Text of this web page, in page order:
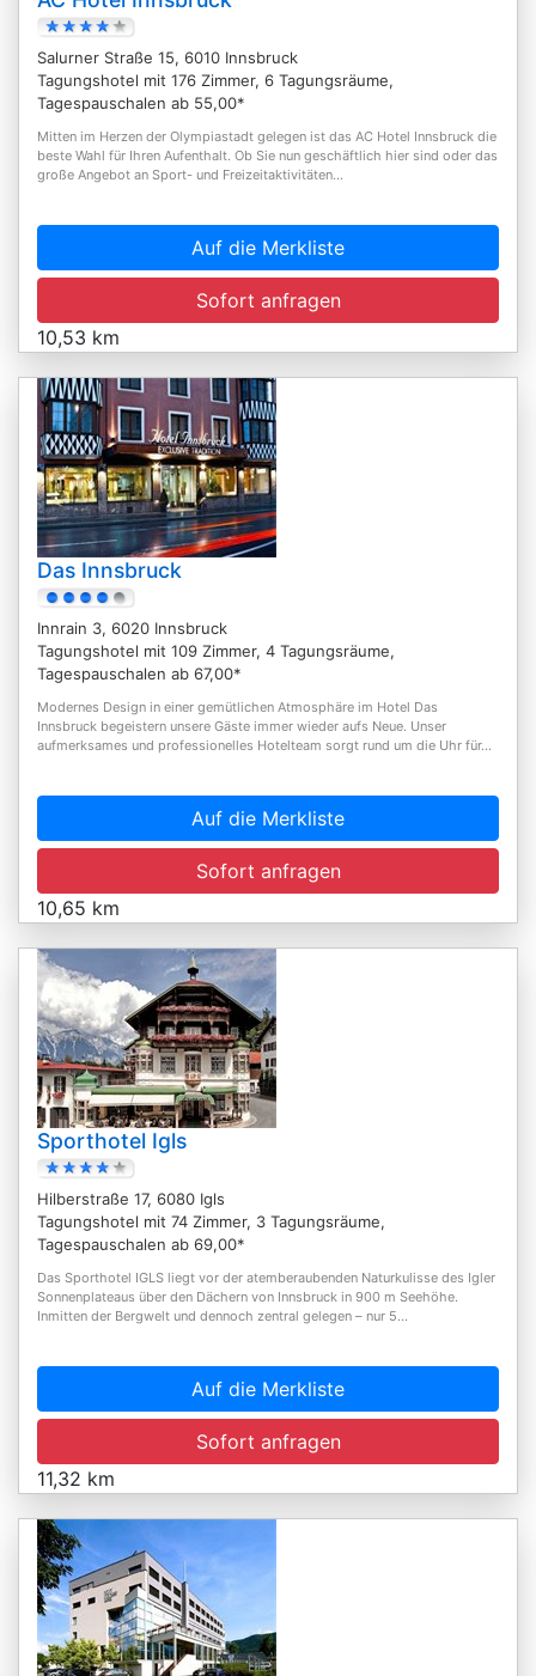
Salurner Straße 15, 6010 Innsbruck
Tagungshotel mit 176 Zimmer, 6 Tagungsräume,
Tagespauschalen ab 55,00*
Mitten im Herzen der Olympiastadt gelegen ist das AC Hotel Innsbruck die
beste Wahl für Ihren Aufenthalt. Ob Sie nun geschäftlich hier sind oder das
große Angebot an Sport- und Freizeitaktivitäten...
Auf die Merkliste
Sofort anfragen
10,53 km
Das Innsbruck
Innrain 3, 6020 Innsbruck
Tagungshotel mit 109 Zimmer, 4 Tagungsräume,
Tagespauschalen ab 67,00*
Modernes Design in einer gemütlichen Atmosphäre im Hotel Das
Innsbruck begeistern unsere Gäste immer wieder aufs Neue. Unser
aufmerksames und professionelles Hotelteam sorgt rund um die Uhr für...
Auf die Merkliste
Sofort anfragen
10,65 km
Sporthotel Igls
Hilberstraße 17, 6080 Igls
Tagungshotel mit 74 Zimmer, 3 Tagungsräume,
Tagespauschalen ab 69,00*
Das Sporthotel IGLS liegt vor der atemberaubenden Naturkulisse des Igler
Sonnenplateaus über den Dächern von Innsbruck in 900 m Seehöhe.
Inmitten der Bergwelt und dennoch zentral gelegen – nur 5...
Auf die Merkliste
Sofort anfragen
11,32 km